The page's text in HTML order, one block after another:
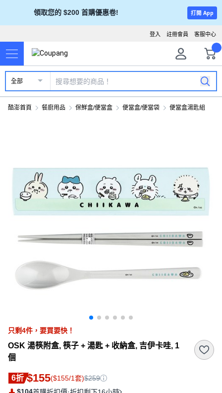
領取您的 $200 首購優惠卷! 打開 App
客服中心
註冊會員
登入
全部
酷澎首頁 餐廚用品 保鮮盒/便當盒 便當盒/便當袋 便當盒湯匙組
只剩4件， 要買要快！
OSK 湯筷附盒, 筷子 + 湯匙 + 收納盒, 吉伊卡哇, 1
個
6折 $155($155/1套)$259